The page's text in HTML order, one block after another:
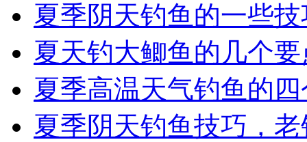
夏季阴天钓鱼的一些
夏天钓大鲫鱼的几个要
夏季高温天气钓鱼的
夏季阴天钓鱼技巧，